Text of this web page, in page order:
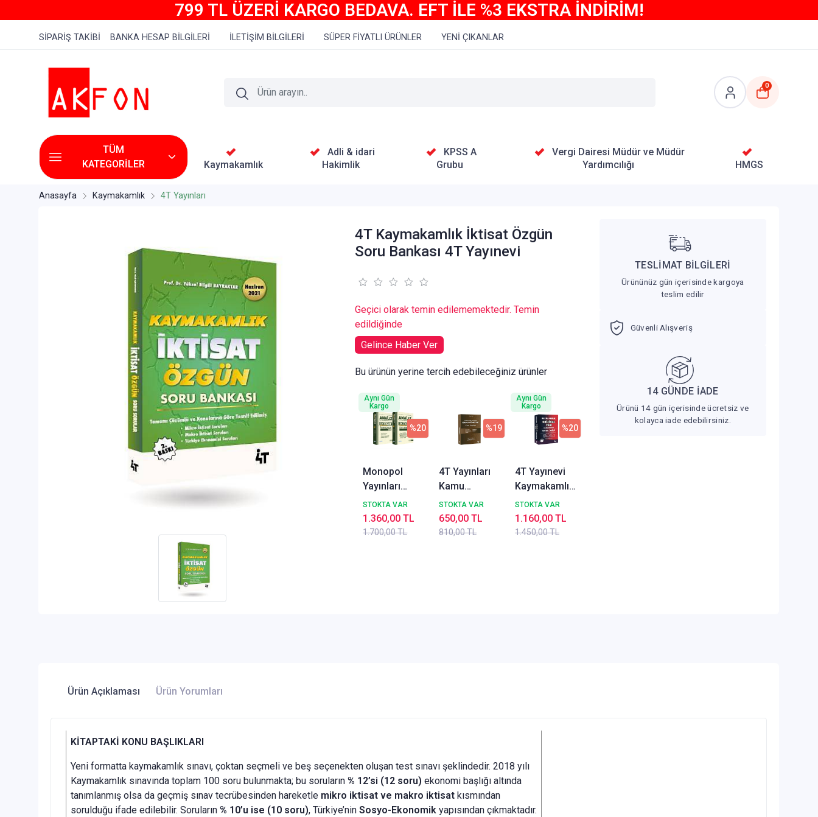
799 TL ÜZERİ KARGO BEDAVA. EFT İLE %3 EKSTRA İNDİRİM!
SİPARİŞ TAKİBİ BANKA HESAP BİLGİLERİ İLETİŞİM BİLGİLERİ SÜPER FİYATLI ÜRÜNLER YENİ ÇIKANLAR
0
TÜM
KATEGORİLER
Kaymakamlık
Adli & idari
Hakimlik
KPSS A
Grubu
Vergi Dairesi Müdür ve Müdür
Yardımcılığı
HMGS
Anasayfa Kaymakamlık 4T Yayınları
4T Kaymakamlık İktisat Özgün
Soru Bankası 4T Yayınevi
Geçici olarak temin edilememektedir. Temin
edildiğinde
Gelince Haber Ver
Bu ürünün yerine tercih edebileceğiniz ürünler
Monopol
Yayınları
2026 KPSS A
Grubu İktisat
Analiz Soru
STOKTA VAR
1.700,00 TL
%20
1.360,00 TL
Aynı Gün
Kargo
4T Yayınları
Kamu
Yönetimi
Konu
Anlatımı
STOKTA VAR
810,00 TL
%19
650,00 TL
4T Yayınevi
Kaymakamlık
Orijinal Tüm
Çıkmış
Sorular 2026
STOKTA VAR
1.450,00 TL
%20
1.160,00 TL
Aynı Gün
Kargo
TESLİMAT BİLGİLERİ
Ürününüz gün içerisinde kargoya
teslim edilir
Güvenli Alışveriş
14 GÜNDE İADE
Ürünü 14 gün içerisinde ücretsiz ve
kolayca iade edebilirsiniz.
Ürün Açıklaması Ürün Yorumları
KİTAPTAKİ KONU BAŞLIKLARI
Yeni formatta kaymakamlık sınavı, çoktan seçmeli ve beş seçenekten oluşan test sınavı şeklindedir. 2018 yılı
Kaymakamlık sınavında toplam 100 soru bulunmakta; bu soruların % 12’si (12 soru) ekonomi başlığı altında
tanımlanmış olsa da geçmiş sınav tecrübesinden hareketlemikro iktisat ve makro iktisatkısmından
sorulduğu ifade edilebilir. Soruların% 10’u ise (10 soru), Türkiye’nin Sosyo-Ekonomikyapısından çıkmaktadır.